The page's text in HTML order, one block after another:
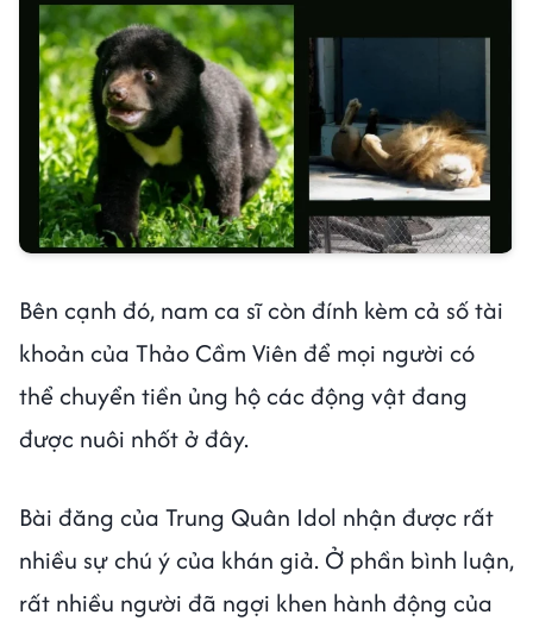
Bên cạnh đó, nam ca sĩ còn đính kèm cả số tài
khoản của Thảo Cầm Viên để mọi người có
thể chuyển tiền ủng hộ các động vật đang
được nuôi nhốt ở đây.
Bài đăng của Trung Quân Idol nhận được rất
nhiều sự chú ý của khán giả. Ở phần bình luận,
rất nhiều người đã ngợi khen hành động của